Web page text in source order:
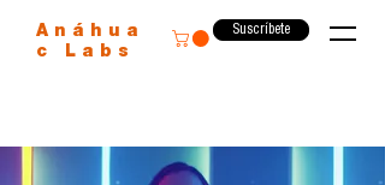
Anáhua
c Labs
Suscríbete